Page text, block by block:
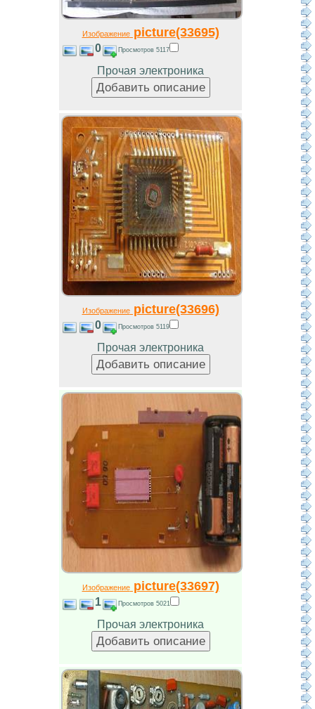
Изображениеpicture(33695)
0 Просмотров 5117
Прочая электроника
Изображениеpicture(33696)
0 Просмотров 5119
Прочая электроника
Изображениеpicture(33697)
1 Просмотров 5021
Прочая электроника